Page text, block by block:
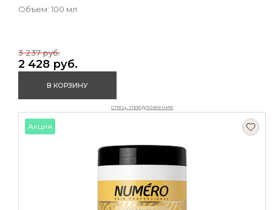
Объем: 100 мл
2 428 руб.
3 237 руб.
В КОРЗИНУ
спец. предложение
Акция